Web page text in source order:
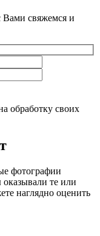
Вами свяжемся и
обработку своих
фотографии
те или
наглядно оценить